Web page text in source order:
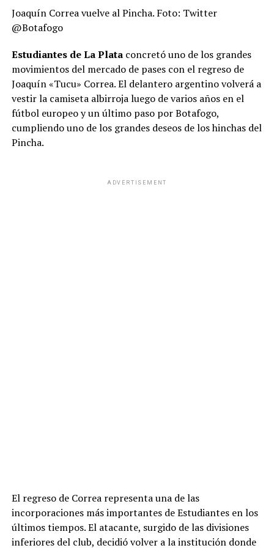
Joaquín Correa vuelve al Pincha. Foto: Twitter
@Botafogo
Estudiantes de La Plataconcretó uno de los grandes
movimientos del mercado de pases con el regreso de
Joaquín «Tucu» Correa. El delantero argentino volverá a
vestir la camiseta albirroja luego de varios años en el
fútbol europeo y un último paso por Botafogo,
cumpliendo uno de los grandes deseos de los hinchas del
Pincha.
ADVERTISEMENT
El regreso de Correa representa una de las
incorporaciones más importantes de Estudiantes en los
últimos tiempos. El atacante, surgido de las divisiones
inferiores del club, decidió volver a la institución donde